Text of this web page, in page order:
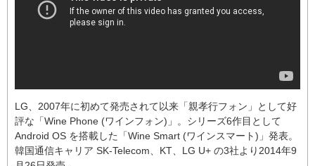
LG、2007年に初めて発売されて以来「親孝行フォン」として好
評な「Wine Phone (ワインフォン)」。シリーズ6作目として
Android OS を搭載した「Wine Smart (ワインスマート)」発表。
韓国通信キャリア SK-Telecom、KT、LG U+ の3社より2014年9